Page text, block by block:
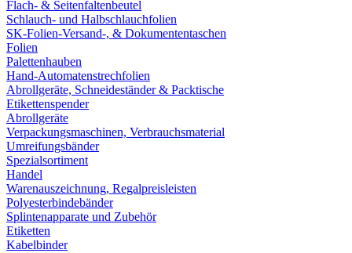
Flach- & Seitenfaltenbeutel
Schlauch- und Halbschlauchfolien
SK-Folien-Versand-, & Dokumententaschen
Folien
Palettenhauben
Hand-Automatenstrechfolien
Abrollgeräte, Schneideständer & Packtische
Etikettenspender
Abrollgeräte
Verpackungsmaschinen, Verbrauchsmaterial
Umreifungsbänder
Spezialsortiment
Handel
Warenauszeichnung, Regalpreisleisten
Polyesterbindebänder
Splintenapparate und Zubehör
Etiketten
Kabelbinder